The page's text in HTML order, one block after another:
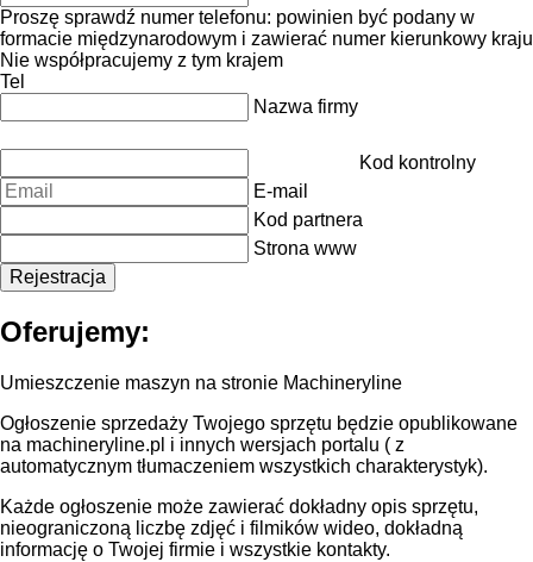
Proszę sprawdź numer telefonu: powinien być podany w
formacie międzynarodowym i zawierać numer kierunkowy kraju
Nie współpracujemy z tym krajem
Tel
Nazwa firmy
Kod kontrolny
E-mail
Kod partnera
Strona www
Rejestracja
Oferujemy:
Umieszczenie maszyn na stronie Machineryline
Ogłoszenie sprzedaży Twojego sprzętu będzie opublikowane
na machineryline.pl i innych wersjach portalu ( z
automatycznym tłumaczeniem wszystkich charakterystyk).
Każde ogłoszenie może zawierać dokładny opis sprzętu,
nieograniczoną liczbę zdjęć i filmików wideo, dokładną
informację o Twojej firmie i wszystkie kontakty.